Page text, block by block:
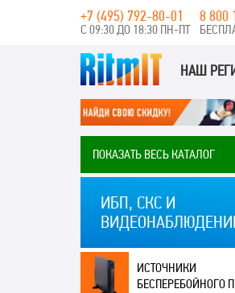
+7 (495) 792-80-01
С 09:30 ДО 18:30 ПН-ПТ
8 800
ПОКАЗАТЬ ВЕСЬ КАТАЛОГ
ИБП, СКС И
ИСТОЧНИКИ
БЕСПЕРЕБОЙНОГО